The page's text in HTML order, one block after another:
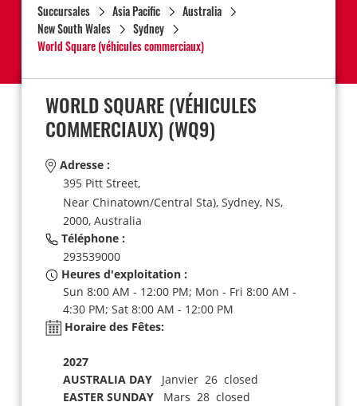
Succursales Asia Pacific
Australia
New South Wales
Sydney
World Square (véhicules commerciaux)
WORLD SQUARE (VÉHICULES
COMMERCIAUX) (WQ9)
Adresse :
395 Pitt Street,
Near Chinatown/Central Sta), Sydney, NS,
2000, Australia
Téléphone :
293539000
Heures d'exploitation :
Sun 8:00 AM - 12:00 PM; Mon - Fri 8:00 AM -
4:30 PM; Sat 8:00 AM - 12:00 PM
Horaire des Fêtes:
2027
AUSTRALIA DAYJanvier 26 closed
EASTER SUNDAYMars 28 closed